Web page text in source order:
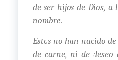
de ser hijos de Dios, a
nombre.
Estos no han nacido
de carne, ni de deseo